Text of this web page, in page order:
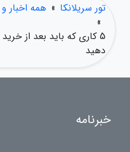
تور سریلانکا » همه اخبار
»
5 کاری که باید بعد از
دهید
خبرنامه